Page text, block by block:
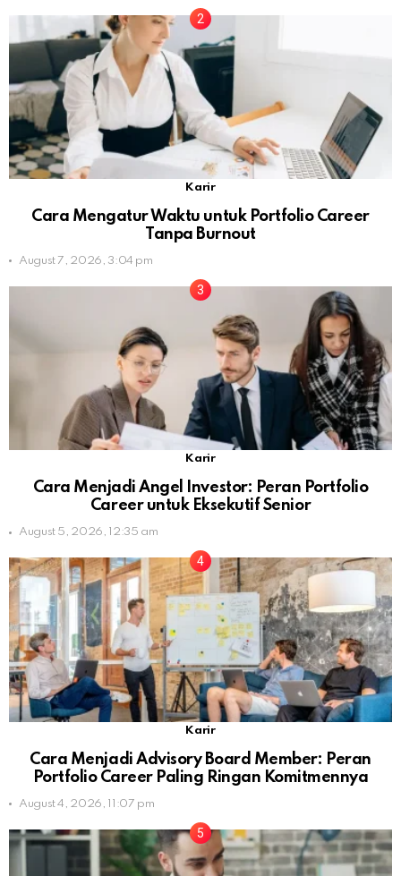
Karir
Cara Mengatur Waktu untuk Portfolio Career
Tanpa Burnout
August 7, 2026, 3:04 pm
Karir
Cara Menjadi Angel Investor: Peran Portfolio
Career untuk Eksekutif Senior
August 5, 2026, 12:35 am
Karir
Cara Menjadi Advisory Board Member: Peran
Portfolio Career Paling Ringan Komitmennya
August 4, 2026, 11:07 pm